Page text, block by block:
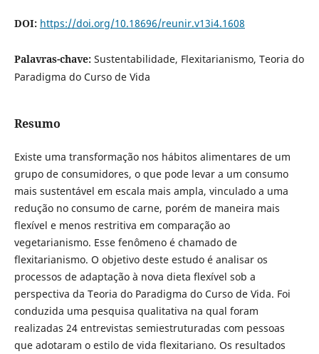
DOI: https://doi.org/10.18696/reunir.v13i4.1608
Palavras-chave: Sustentabilidade, Flexitarianismo, Teoria do
Paradigma do Curso de Vida
Resumo
Existe uma transformação nos hábitos alimentares de um
grupo de consumidores, o que pode levar a um consumo
mais sustentável em escala mais ampla, vinculado a uma
redução no consumo de carne, porém de maneira mais
flexível e menos restritiva em comparação ao
vegetarianismo. Esse fenômeno é chamado de
flexitarianismo. O objetivo deste estudo é analisar os
processos de adaptação à nova dieta flexível sob a
perspectiva da Teoria do Paradigma do Curso de Vida. Foi
conduzida uma pesquisa qualitativa na qual foram
realizadas 24 entrevistas semiestruturadas com pessoas
que adotaram o estilo de vida flexitariano. Os resultados